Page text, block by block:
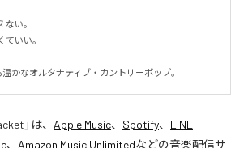
い。
いい。
かなオルタナティブ・カントリーポップ。
」は、 Apple Music、 Spotify、 LINE
、 Amazon Music Unlimitedなどの音楽配信サ